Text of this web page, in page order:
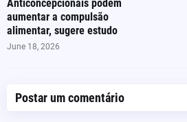
Anticoncepcionais podem
aumentar a compulsão
alimentar, sugere estudo
June 18, 2026
Postar um comentário